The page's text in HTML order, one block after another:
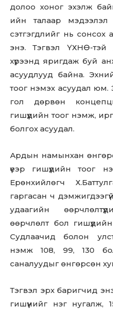
долоо хоног эхэлж
ийн талаар мэдээлэл
сэтгэгдлийг нь
энэ. Тэгвэл ҮХНӨ-тэй
хүрээнд яригдаж буй
асуудлууд байна.
тоог нэмэх асуудал
гол дөрвөн
гишүүдийн тоог нэмж,
болгох асуудал.
Ардын намынхан
үеэр гишүүдийн тоог
Ерөнхийлөгч
гаргасан ч дэмжигдээгүй
удаагийн
өөрчлөлт бол
Судлаачид болон
нэмж 108, 99, 130
саналуудыг өнгөрсөн
Тэгвэл эрх баригчид
гишүүнийг нэг нугалж,